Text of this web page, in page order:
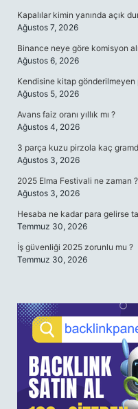
Kapalılar kimin yanında açık
Ağustos 7, 2026
Binance neye göre komisyon
Ağustos 6, 2026
Kendisine kitap gönderilmeyen
Ağustos 5, 2026
Avans faiz oranı yıllık mı ?
Ağustos 4, 2026
3 parça kuzu pirzola kaç
Ağustos 3, 2026
2025 Elma Festivali ne zaman ?
Ağustos 3, 2026
Hesaba ne kadar para gelirse
Temmuz 30, 2026
İş güvenliği 2025 zorunlu mu ?
Temmuz 30, 2026